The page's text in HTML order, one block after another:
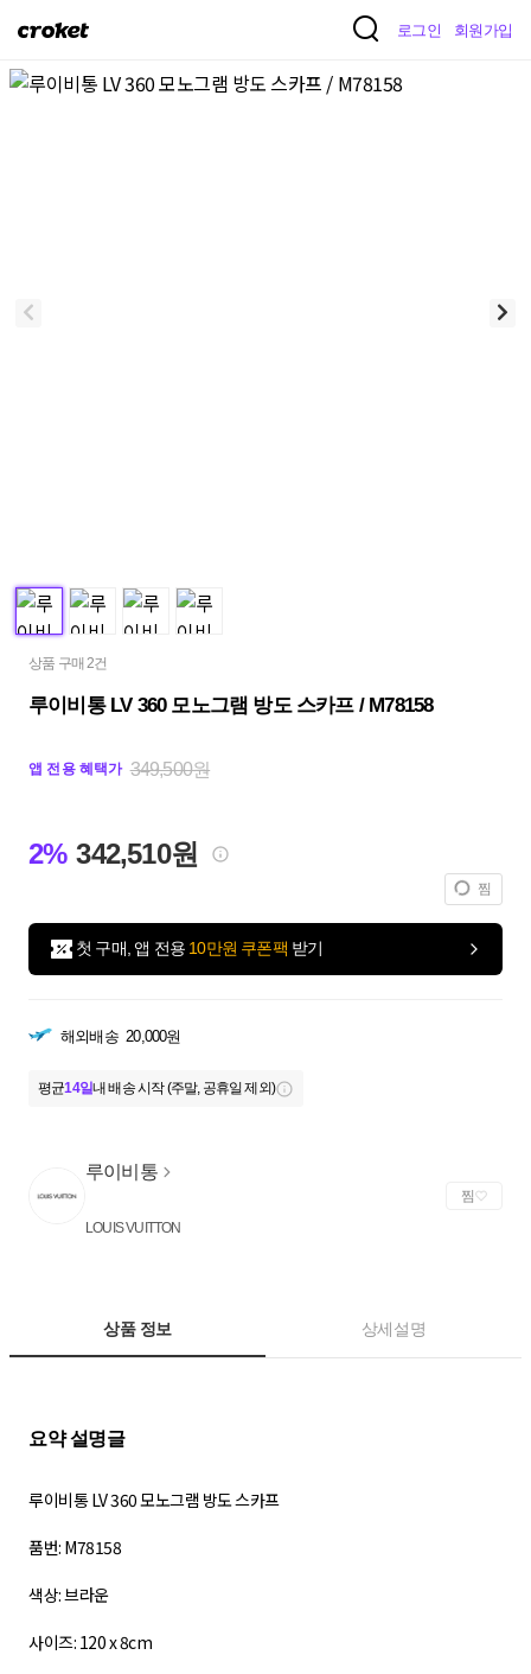
크
켓
로그인 회원가입
상품 구매 2건
루이비통 LV 360 모노그램 방도 스카프 / M78158
앱 전용 혜택가 349,500원
2% 342,510원
찜
첫 구매, 앱 전용 10만원 쿠폰팩 받기
해외배송 20,000원
평균14일내 배송 시작 (주말, 공휴일 제외)
루이비통
LOUIS VUITTON
찜
상품 정보 상세설명
요약 설명글
루이비통 LV 360 모노그램 방도 스카프
품번: M78158
색상: 브라운
사이즈: 120 x 8cm